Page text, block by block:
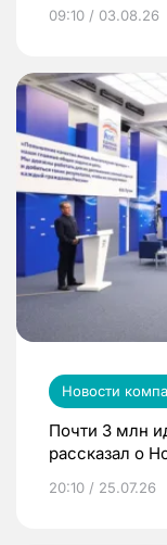
09:10 / 03.08.26
Новости
Почти 3 млн
рассказал о
20:10 / 25.07.26